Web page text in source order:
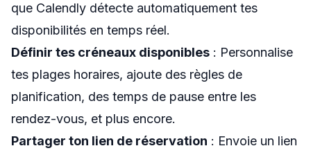
que Calendly détecte automatiquement tes
disponibilités en temps réel.
Définir tes créneaux disponibles : Personnalise
tes plages horaires, ajoute des règles de
planification, des temps de pause entre les
rendez-vous, et plus encore.
Partager ton lien de réservation : Envoie un lien